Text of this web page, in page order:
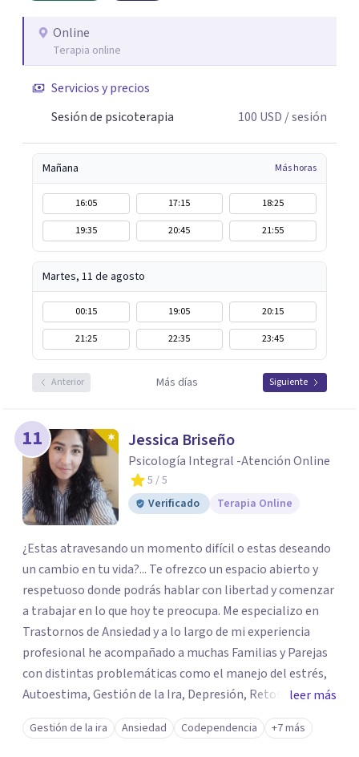
ecopsicología y el trabajo simbólico con el inconsciente,
entendiendo que cada proceso terapéutico es único y
Online
Terapia online
Servicios y precios
Sesión de psicoterapia
100 USD / sesión
Mañana Más horas
16:05 17:15
18:25
19:35
20:45 21:55
Martes, 11 de agosto
00:15 19:05
20:15
21:25
22:35 23:45
Anterior Más días Siguiente
11 Jessica Briseño
Psicología Integral -Atención Online
5 / 5
Verificado
Terapia Online
¿Estas atravesando un momento difícil o estas deseando
un cambio en tu vida?... Te ofrezco un espacio abierto y
respetuoso donde podrás hablar con libertad y comenzar
a trabajar en lo que hoy te preocupa. Me especializo en
Trastornos de Ansiedad y a lo largo de mi experiencia
profesional he acompañado a muchas Familias y Parejas
con distintas problemáticas como el manejo del estrés,
Autoestima, Gestión de la Ira, Depresión, Retos en la
Crianza, Codependencia, Celos, entre otros. Cuento con
más de 12 años de experiencia en el área de la Salud
leer más
Gestión de la ira Ansiedad Codependencia +7 más